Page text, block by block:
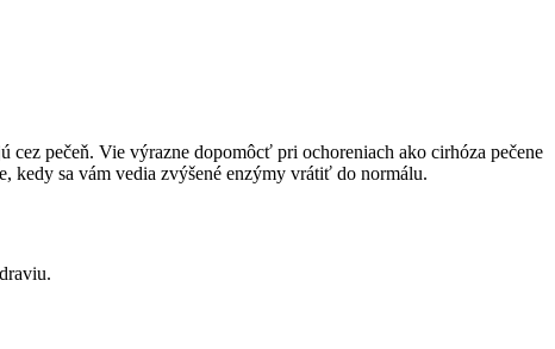
cez pečeň. Vie výrazne dopomôcť pri ochoreniach ako cirhóza pečene
kedy sa vám vedia zvýšené enzýmy vrátiť do normálu.